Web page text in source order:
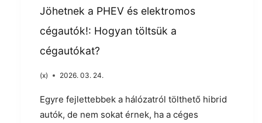
Jöhetnek a PHEV és elektromos
cégautók!: Hogyan töltsük a
cégautókat?
(x) 2026. 03. 24.
Egyre fejlettebbek a hálózatról tölthető hibrid
autók, de nem sokat érnek, ha a céges